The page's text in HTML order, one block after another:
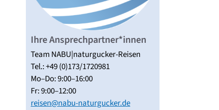
Ihre Ansprechpartner*innen
Team NABU|naturgucker-Reisen
Tel.: +49 (0)173/1720981
Mo–Do: 9:00–16:00
Fr: 9:00–12:00
reisen@nabu-naturgucker.de